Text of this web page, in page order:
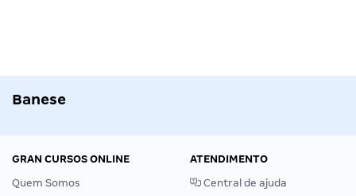
Banese
GRAN CURSOS ONLINE
Quem Somos
ATENDIMENTO
Central de ajuda